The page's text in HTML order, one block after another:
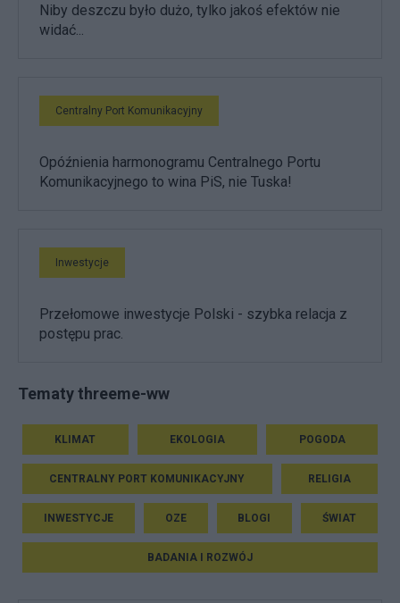
Niby deszczu było dużo, tylko jakoś efektów nie
widać...
Centralny Port Komunikacyjny
Opóźnienia harmonogramu Centralnego Portu
Komunikacyjnego to wina PiS, nie Tuska!
Inwestycje
Przełomowe inwestycje Polski - szybka relacja z
postępu prac.
Tematy threeme-ww
KLIMAT EKOLOGIA POGODA
CENTRALNY PORT KOMUNIKACYJNY RELIGIA
INWESTYCJE OZE BLOGI ŚWIAT
BADANIA I ROZWÓJ